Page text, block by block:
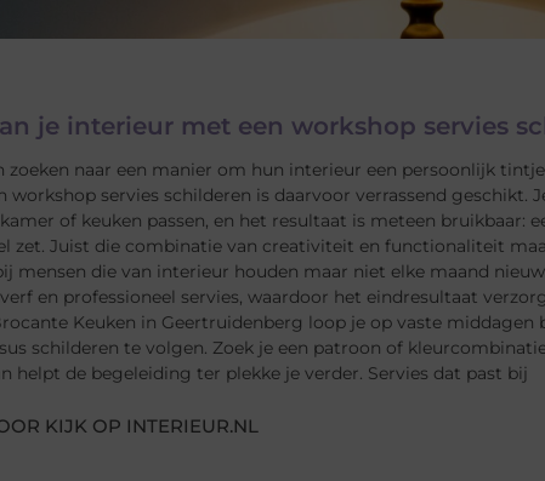
je interieur met een workshop servies
zoeken naar een manier om hun interieur een persoonlijk
workshop servies schilderen is daarvoor verrassend geschikt.
of keuken passen, en het resultaat is meteen bruikbaar:
zet. Juist die combinatie van creativiteit en functionaliteit
mensen die van interieur houden maar niet elke maand
en professioneel servies, waardoor het eindresultaat
Keuken in Geertruidenberg loop je op vaste middagen
schilderen te volgen. Zoek je een patroon of
helpt de begeleiding ter plekke je verder. Servies dat past bij
KIJK OP INTERIEUR.NL